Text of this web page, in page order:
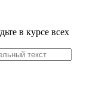
в курсе всех